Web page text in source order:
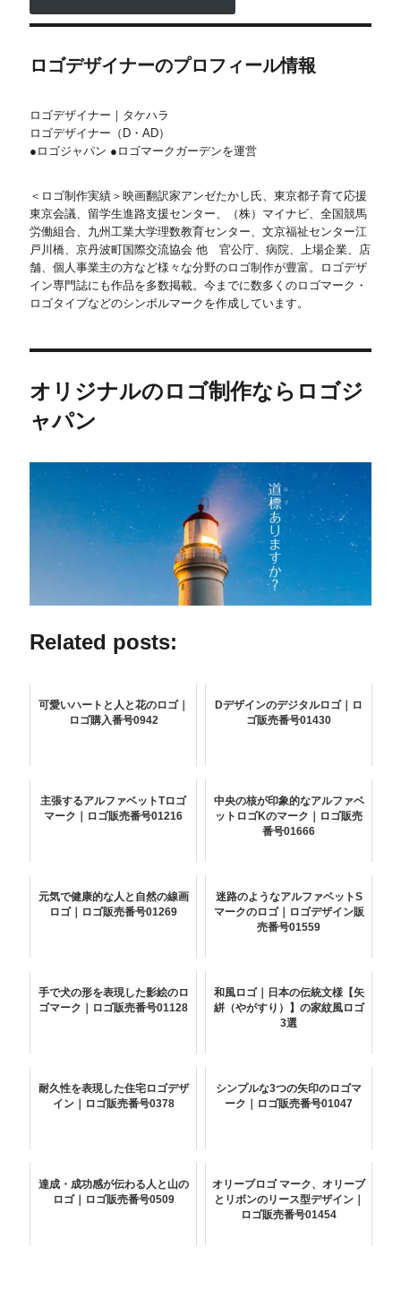
ロゴデザイナーのプロフィール情報
ロゴデザイナー｜タケハラ
ロゴデザイナー（D・AD）
●ロゴジャパン ●ロゴマークガーデンを運営
＜ロゴ制作実績＞映画翻訳家アンゼたかし氏、東京都子育て応援
東京会議、留学生進路支援センター、（株）マイナビ、全国競馬
労働組合、九州工業大学理数教育センター、文京福祉センター江
戸川橋、京丹波町国際交流協会 他 官公庁、病院、上場企業、店
舗、個人事業主の方など様々な分野のロゴ制作が豊富。ロゴデザ
イン専門誌にも作品を多数掲載。今までに数多くのロゴマーク・
ロゴタイプなどのシンボルマークを作成しています。
オリジナルのロゴ制作ならロゴジ
ャパン
Related posts:
可愛いハートと人と花のロゴ｜
ロゴ購入番号0942
Dデザインのデジタルロゴ｜ロ
ゴ販売番号01430
主張するアルファベットTロゴ
マーク｜ロゴ販売番号01216
中央の核が印象的なアルファベ
ットロゴKのマーク｜ロゴ販売
番号01666
元気で健康的な人と自然の線画
ロゴ｜ロゴ販売番号01269
迷路のようなアルファベットS
マークのロゴ｜ロゴデザイン販
売番号01559
手で犬の形を表現した影絵のロ
ゴマーク｜ロゴ販売番号01128
和風ロゴ｜日本の伝統文様【矢
絣（やがすり）】の家紋風ロゴ
3選
耐久性を表現した住宅ロゴデザ
イン｜ロゴ販売番号0378
シンプルな3つの矢印のロゴマ
ーク｜ロゴ販売番号01047
達成・成功感が伝わる人と山の
ロゴ｜ロゴ販売番号0509
オリーブロゴ マーク、オリーブ
とリボンのリース型デザイン｜
ロゴ販売番号01454